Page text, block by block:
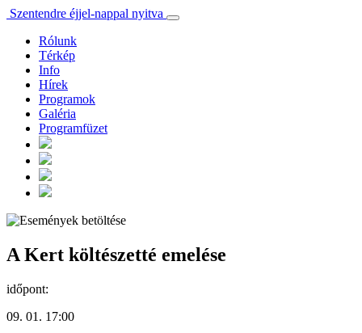
Szentendre éjjel-nappal nyitva
Rólunk
Térkép
Info
Hírek
Programok
Galéria
Programfüzet
A Kert költészetté emelése
időpont:
09. 01. 17:00